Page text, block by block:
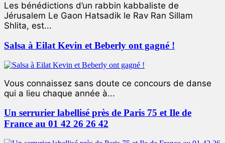
Les bénédictions d’un rabbin kabbaliste de
Jérusalem Le Gaon Hatsadik le Rav Ran Sillam
Shlita, est...
Salsa à Eilat Kevin et Beberly ont gagné !
Vous connaissez sans doute ce concours de danse
qui a lieu chaque année à...
Un serrurier labellisé près de Paris 75 et Ile de
France au 01 42 26 26 42